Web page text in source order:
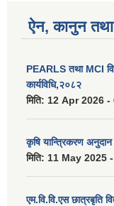
ऐन, कानुन तथा
PEARLS तथा MCI
कार्यविधि,२०८२
मिति: 12 Apr 2026 -
कृषि यान्त्रिकरण अनुदान
मिति: 11 May 2025
एम.वि.वि.एस छात्रबृति